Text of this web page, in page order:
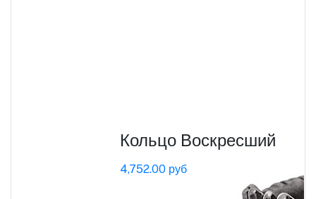
Кольцо Воскресший
4,752.00 руб